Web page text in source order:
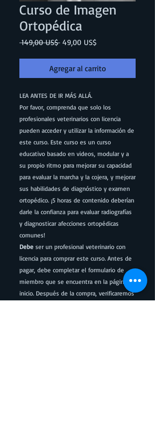
Curso de Imagen
Ortopédica
149,00 US$ Precio
49,00 US$Precio
oferta
Agregar al carrito
LEA ANTES DE IR MÁS ALLÁ.
Por favor, comprenda que solo los
profesionales veterinarios con licencia
pueden acceder y utilizar la información de
este curso. Este curso es un curso
educativo basado en videos, modular y a
su propio ritmo para mejorar su capacidad
para evaluar la marcha y la cojera, y mejorar
sus habilidades de diagnóstico y examen
ortopédico. ¡5 horas de contenido deberían
darle la confianza para evaluar radiografías
y diagnosticar afecciones ortopédicas
comunes!
Debe ser un profesional veterinario con
licencia para comprar este curso. Antes de
pagar, debe completar el formulario de
miembro que se encuentra en la página de
inicio. Después de la compra, verificaremos